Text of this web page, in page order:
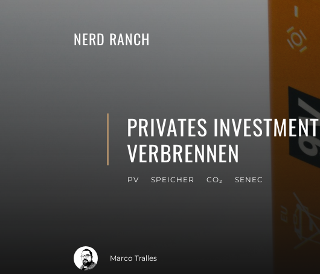
NERD RANCH
PRIVATES INVESTMENT
VERBRENNEN
PV SPEICHER CO₂ SENEC
Marco Tralles